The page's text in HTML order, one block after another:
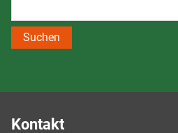
Suchen
Kontakt